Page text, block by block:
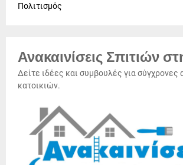
Πολιτισμός
Ανακαινίσεις Σπιτιών
Δείτε ιδέες και συμβουλές για σύγχρονες
κατοικιών.